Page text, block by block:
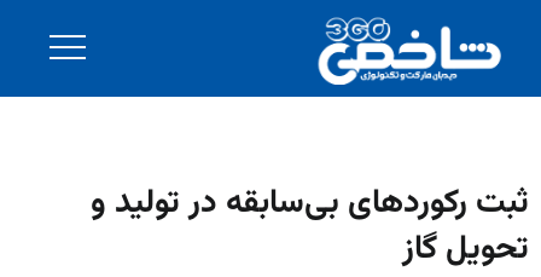
ثبت رکوردهای بی‌سابقه در تولید و
تحویل گاز